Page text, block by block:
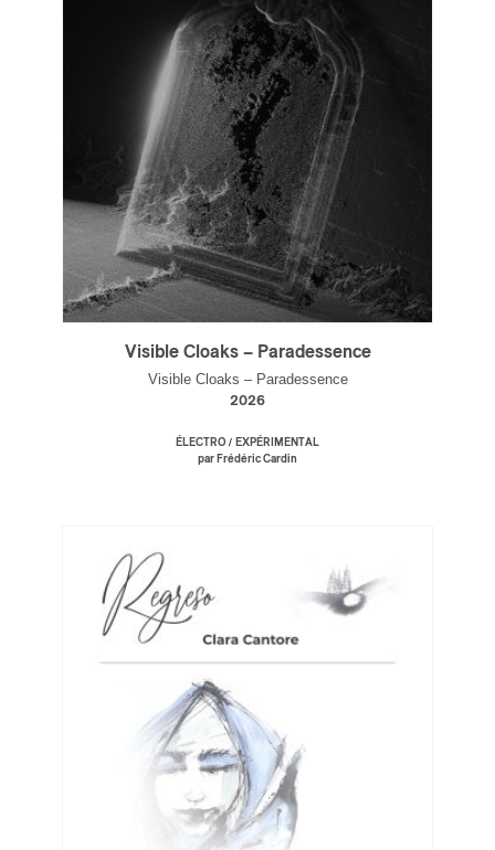
Visible Cloaks – Paradessence
Visible Cloaks – Paradessence
2026
ÉLECTRO / EXPÉRIMENTAL
par Frédéric Cardin